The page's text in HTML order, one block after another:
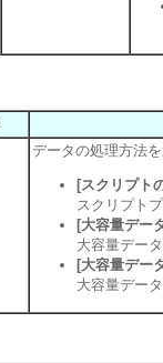
データの処理方法
[スクリプト
スクリプト
[大容量デー
大容量デー
[大容量デー
大容量デー